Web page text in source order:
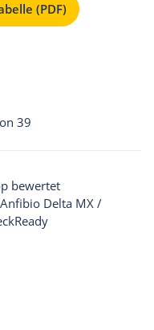
(PDF)
39
bewertet